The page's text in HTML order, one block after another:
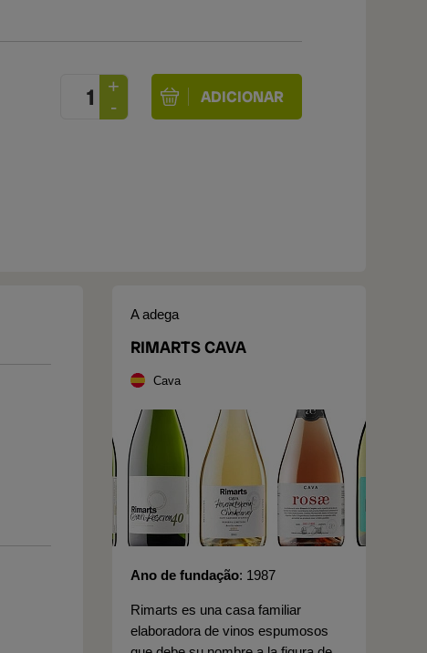
A adega
RIMARTS CAVA
Cava
Ano de fundação 1987
Rimarts es una casa familiar
elaboradora de vinos espumosos